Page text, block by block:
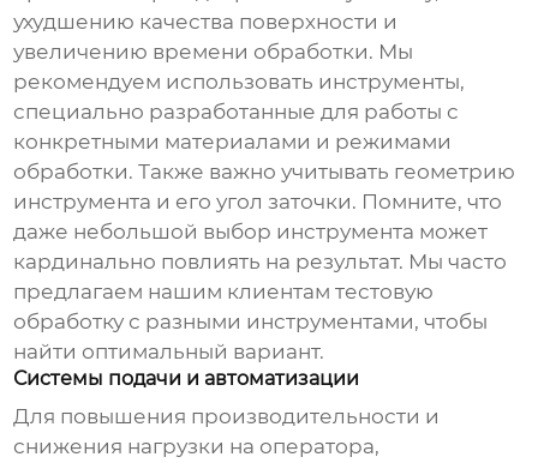
ухудшению качества поверхности и
увеличению времени обработки. Мы
рекомендуем использовать инструменты,
специально разработанные для работы с
конкретными материалами и режимами
обработки. Также важно учитывать геометрию
инструмента и его угол заточки. Помните, что
даже небольшой выбор инструмента может
кардинально повлиять на результат. Мы часто
предлагаем нашим клиентам тестовую
обработку с разными инструментами, чтобы
найти оптимальный вариант.
Системы подачи и автоматизации
Для повышения производительности и
снижения нагрузки на оператора,